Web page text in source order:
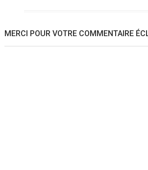
MERCI POUR VOTRE COMMENTAIRE